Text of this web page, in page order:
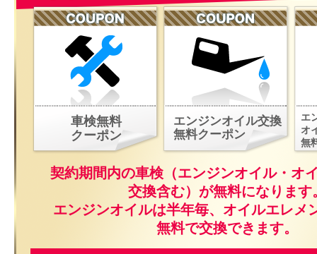
車検無料
クーポン
エンジンオイル交換
無料クーポン
エ
オ
無
契約期間内の車検（エンジンオイル・オ
交換含む）が無料になります
エンジンオイルは半年毎、オイルエレメ
無料で交換できます。